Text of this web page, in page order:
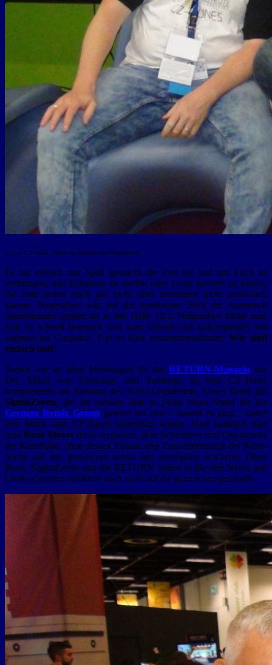
v.l.n.r.: CZ-Tunes, Mitch van Hayden und SigmaZeven
Es hat einfach nur Spaß gemacht die Zeit bei und mit Euch zu
verbringen; alte Bekannte zu treffen oder Leute kennen zu lernen,
die man bisher noch gar nicht oder zumindest nicht persönlich
kannte. Nirgendwo war auf der gamescom 2018 der Austausch
untereinander größer als in der Halle 10.2. Nirgendwo fühlte man
sich so schnell heimisch und kam schnell und unkompliziert mit
anderen ins Gespräch. Um es kurz zusammenzufassen:Wir sind
einfach baff!
Trebor war an allen Messetagen für dasRETURN-Magazin vor
Ort, Mitch war Dienstags und Samstags da und CZ-Tunes
komplettierte am Samstag das NAG-Gründertrio. Unser Dank gilt
SigmaZeven, der im zweiten Jahr in Folge einen Stand für die
German Remix Group geleitet hat und – soweit es ging – dabei
von Mitch und CZ-Tunes unterstützt wurde. Und natürlich darf
manRené Meyernicht vergessen, dem Schirmherr und Organisator
der Retrohalle, ohne dessen Einsatz eine Zusammenkunft der Retro-
Szene auf der gamescom schon fast unmöglich erscheint. Ohne
René, SigmaZeven und die RETURN hätten es die drei Nerds and
Geeks-Gründer vielleicht auch nicht auf die gamescom geschafft.